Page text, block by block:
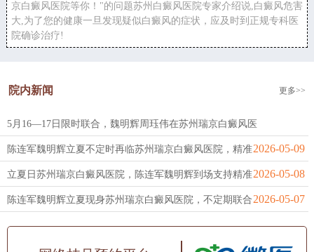
京白癜风医院等你！"的问题苏州白癜风医院专家介绍说,白癜风危害
大,为了您的健康一旦发现疑似白癜风的症状，应及时到正规专科医
院确诊治疗!
院内新闻 更多>>
5月16—17日限时联合，魏明辉周珏伟在苏州瑞京白癜风医
2026-05-12
陈连军魏明辉立夏不定时再临苏州瑞京白癜风医院，精准2026-05-09
立夏日苏州瑞京白癜风医院，陈连军魏明辉到场支持精准2026-05-08
陈连军魏明辉立夏现身苏州瑞京白癜风医院，不定期联合 2026-05-07